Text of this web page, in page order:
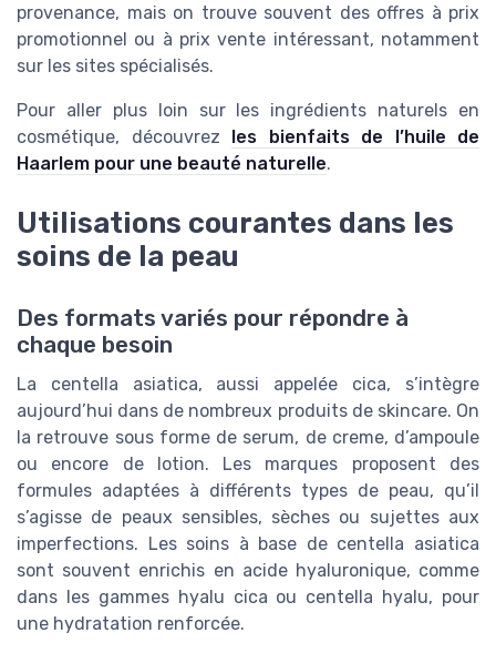
provenance, mais on trouve souvent des offres à prix
promotionnel ou à prix vente intéressant, notamment
sur les sites spécialisés.
Pour aller plus loin sur les ingrédients naturels en
cosmétique, découvrez les bienfaits de l’huile de
Haarlem pour une beauté naturelle.
Utilisations courantes dans les
soins de la peau
Des formats variés pour répondre à
chaque besoin
La centella asiatica, aussi appelée cica, s’intègre
aujourd’hui dans de nombreux produits de skincare. On
la retrouve sous forme de serum, de creme, d’ampoule
ou encore de lotion. Les marques proposent des
formules adaptées à différents types de peau, qu’il
s’agisse de peaux sensibles, sèches ou sujettes aux
imperfections. Les soins à base de centella asiatica
sont souvent enrichis en acide hyaluronique, comme
dans les gammes hyalu cica ou centella hyalu, pour
une hydratation renforcée.